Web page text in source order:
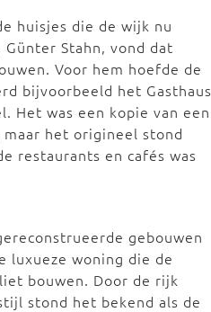
huisjes die de wijk nu
Stahn, vond dat
Voor hem hoefde de
bijvoorbeeld het Gasthaus
Het was een kopie van een
het origineel stond
restaurants en cafés was
gebouwen
luxueze woning die de
bouwen. Door de rijk
stond het bekend als de